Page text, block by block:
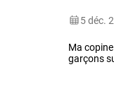
5 déc.
Ma
garçons